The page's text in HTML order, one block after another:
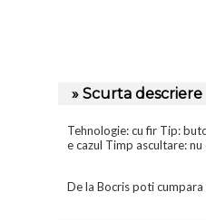
» Scurta descriere
Tehnologie: cu fir Tip:
e cazul Timp ascultare:
De la Bocris poti cumpara